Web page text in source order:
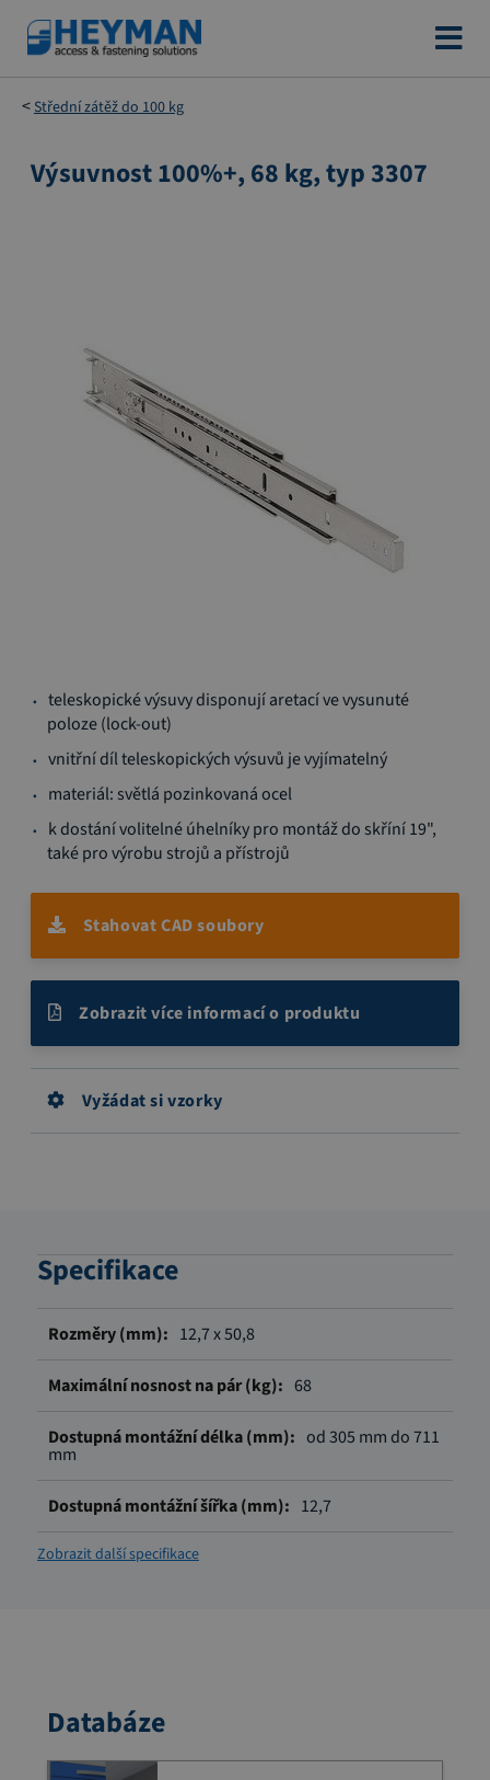
Přejít
na
obsah
Střední zátěž do 100 kg
Přeskočit
na
Výsuvnost 100%+, 68 kg, typ 3307
na
začátek
galerie
obrázky
teleskopické výsuvy disponují aretací ve vysunuté
poloze (lock-out)
vnitřní díl teleskopických výsuvů je vyjímatelný
materiál: světlá pozinkovaná ocel
k dostání volitelné úhelníky pro montáž do skříní 19",
také pro výrobu strojů a přístrojů
Stahovat CAD soubory
Zobrazit více informací o produktu
Vyžádat si vzorky
Specifikace
informací
12,7 x 50,8
68
od 305 mm do 711
mm
12,7
Zobrazit další specifikace
Databáze